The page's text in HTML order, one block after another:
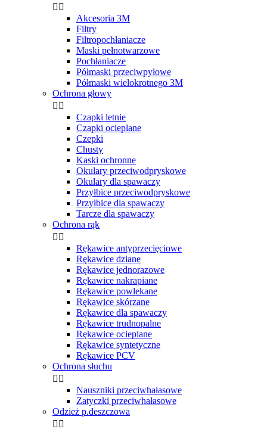
 
Akcesoria 3M
Filtry
Filtropochłaniacze
Maski pełnotwarzowe
Pochłaniacze
Półmaski przeciwpyłowe
Półmaski wielokrotnego 3M
Ochrona głowy
 
Czapki letnie
Czapki ocieplane
Czepki
Chusty
Kaski ochronne
Okulary przeciwodpryskowe
Okulary dla spawaczy
Przyłbice przeciwodpryskowe
Przyłbice dla spawaczy
Tarcze dla spawaczy
Ochrona rąk
 
Rękawice antyprzecięciowe
Rękawice dziane
Rękawice jednorazowe
Rękawice nakrapiane
Rękawice powlekane
Rękawice skórzane
Rękawice dla spawaczy
Rękawice trudnopalne
Rękawice ocieplane
Rękawice syntetyczne
Rękawice PCV
Ochrona słuchu
 
Nauszniki przeciwhałasowe
Zatyczki przeciwhałasowe
Odzież p.deszczowa
 